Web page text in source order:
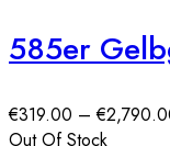
€319.00 –€
Out Of Stock